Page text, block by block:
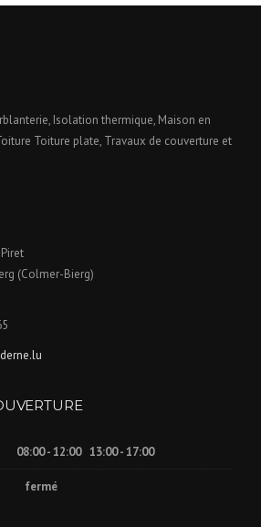
Isolation thermique, Maison en
Toiture plate, Travaux de couverture et
(Colmer-Bierg)
08:00 - 12:00 13:00 - 17:00
fermé